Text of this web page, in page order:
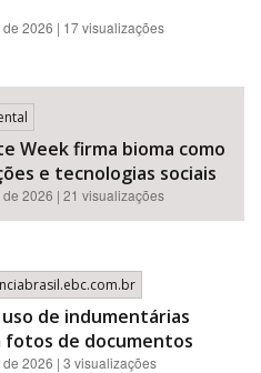
2026 | 17 visualizações
Week firma bioma como
e tecnologias sociais
2026 | 21 visualizações
de indumentárias
fotos de documentos
2026 | 3 visualizações